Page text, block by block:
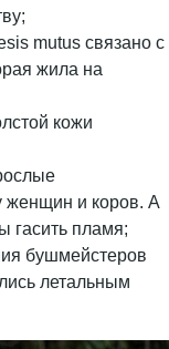
mutus связано с
жила на
кожи
женщин и коров. А
гасить пламя;
бушмейстеров
летальным